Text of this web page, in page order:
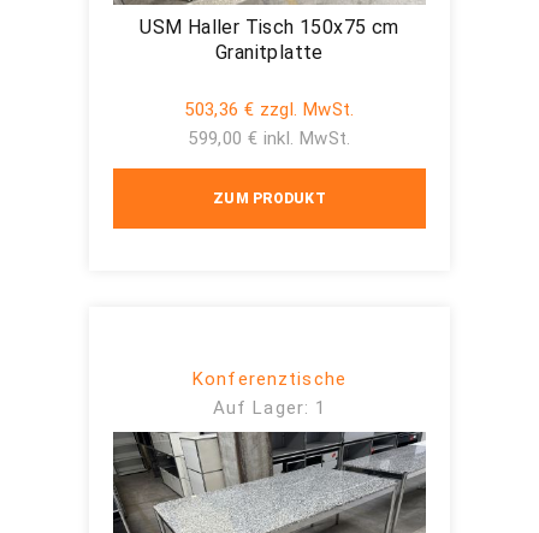
USM Haller Tisch 150x75 cm
Granitplatte
503,36 € zzgl. MwSt.
599,00 € inkl. MwSt.
ZUM PRODUKT
Konferenztische
Auf Lager: 1